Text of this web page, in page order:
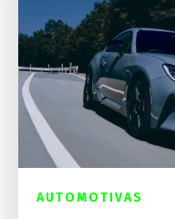
AUTOMOTIVAS